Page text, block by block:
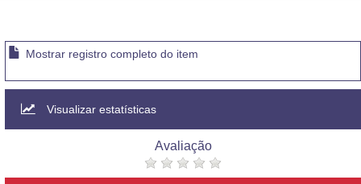
Mostrar registro completo do item
Visualizar estatísticas
Avaliação